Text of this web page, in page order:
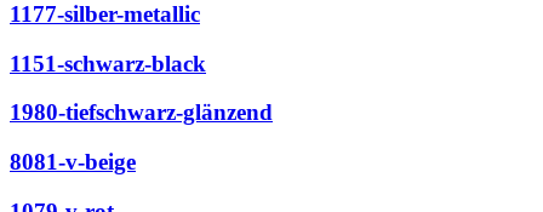
1177-silber-metallic
1151-schwarz-black
1980-tiefschwarz-glänzend
8081-v-beige